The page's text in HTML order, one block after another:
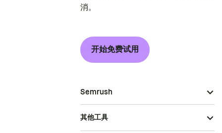
消。
开始免费试用
Semrush
其他工具